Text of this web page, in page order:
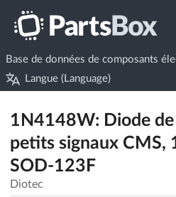
Base de données de composants
Langue (Language)
1N4148W: Diode
petits signaux CMS,
SOD-123F
Diotec